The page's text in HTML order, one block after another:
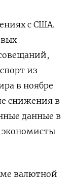
с США.
из
в ноябре
снижения в
данные в
валютной